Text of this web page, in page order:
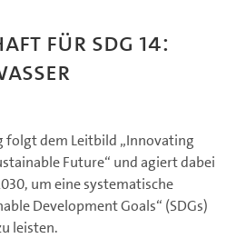
für SDG 14:
folgt dem Leitbild „Innovating
Future“ und agiert dabei
um eine systematische
Development Goals“ (SDGs)
leisten.